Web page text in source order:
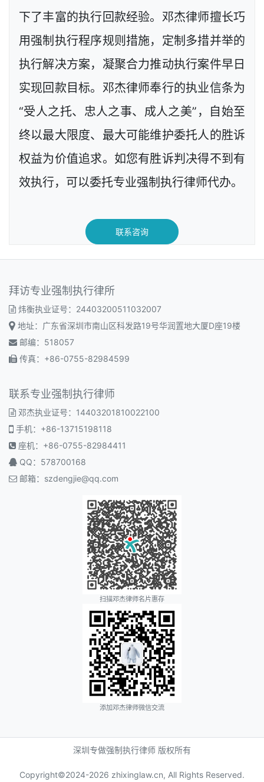
下了丰富的执行回款经验。邓杰律师擅长巧
用强制执行程序规则措施，定制多措并举的
执行解决方案，凝聚合力推动执行案件早日
实现回款目标。邓杰律师奉行的执业信条为
“受人之托、忠人之事、成人之美”，自始至
终以最大限度、最大可能维护委托人的胜诉
权益为价值追求。如您有胜诉判决得不到有
效执行，可以委托专业强制执行律师代办。
联系咨询
拜访专业强制执行律所
炜衡执业证号：24403200511032007
地址：广东省深圳市南山区科发路19号华润置地大厦D座19楼
邮编：518057
传真：+86-0755-82984599
联系专业强制执行律师
邓杰执业证号：14403201810022100
手机：+86-13715198118
座机：+86-0755-82984411
QQ：578700168
邮箱： szdengjie@qq.com
扫描邓杰律师名片惠存
添加邓杰律师微信交流
深圳专做强制执行律师 版权所有
Copyright©2024-2026 zhixinglaw.cn, All Rights Reserved.